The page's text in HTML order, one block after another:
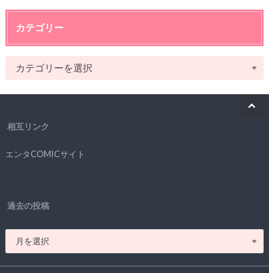
カテゴリー
相互リンク
エンタCOMICサイト
過去の投稿